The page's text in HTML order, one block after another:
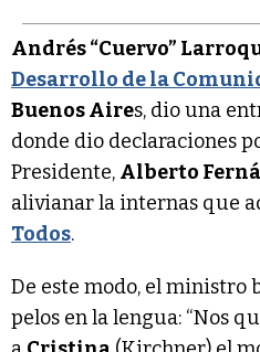
Andrés “Cuervo”
Desarrollo de la
Buenos Aires, dio una
donde dio declaraciones
Presidente, Alberto
alivianar la internas que
Todos.
De este modo, el ministro
pelos en la lengua: “Nos